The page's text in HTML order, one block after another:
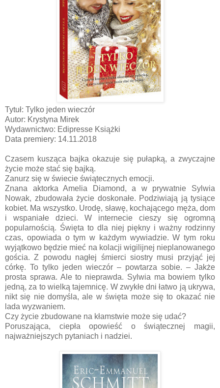
Tytuł: Tylko jeden wieczór
Autor: Krystyna Mirek
Wydawnictwo: Edipresse Książki
Data premiery: 14.11.2018
Czasem kusząca bajka okazuje się pułapką, a zwyczajne
życie może stać się bajką.
Zanurz się w świecie świątecznych emocji.
Znana aktorka Amelia Diamond, a w prywatnie Sylwia
Nowak, zbudowała życie doskonałe. Podziwiają ją tysiące
kobiet. Ma wszystko. Urodę, sławę, kochającego męża, dom
i wspaniałe dzieci. W internecie cieszy się ogromną
popularnością. Święta to dla niej piękny i ważny rodzinny
czas, opowiada o tym w każdym wywiadzie. W tym roku
wyjątkowo będzie mieć na kolacji wigilijnej nieplanowanego
gościa. Z powodu nagłej śmierci siostry musi przyjąć jej
córkę. To tylko jeden wieczór – powtarza sobie. – Jakże
prosta sprawa. Ale to nieprawda. Sylwia ma bowiem tylko
jedną, za to wielką tajemnicę. W zwykłe dni łatwo ją ukrywa,
nikt się nie domyśla, ale w święta może się to okazać nie
lada wyzwaniem.
Czy życie zbudowane na kłamstwie może się udać?
Poruszająca, ciepła opowieść o świątecznej magii,
najważniejszych pytaniach i nadziei.